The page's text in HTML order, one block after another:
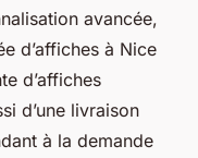
avancée,
d’affiches à Nice
d’affiches
d’une livraison
à la demande